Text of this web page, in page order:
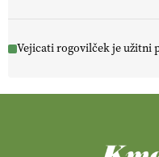
Vejicati rogovilček je užitni